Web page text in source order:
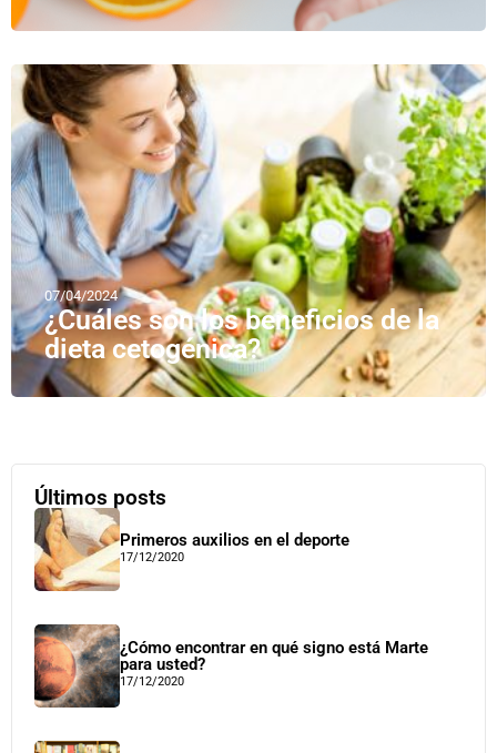
07/04/2024
¿Cuáles son los beneficios de la
dieta cetogénica?
Últimos posts
Primeros auxilios en el deporte
17/12/2020
¿Cómo encontrar en qué signo está Marte
para usted?
17/12/2020